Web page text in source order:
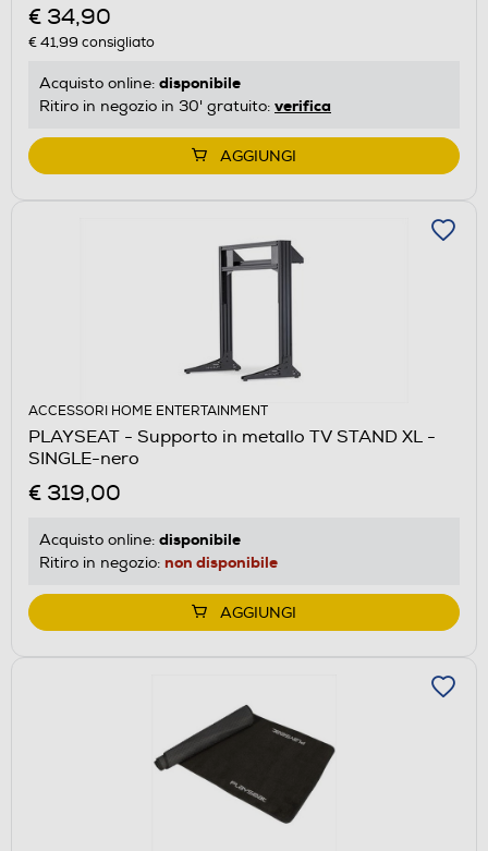
€ 34,90
€ 41,99 consigliato
Acquisto online: disponibile
Ritiro in negozio in 30' gratuito: verifica
AGGIUNGI
ACCESSORI HOME ENTERTAINMENT
PLAYSEAT - Supporto in metallo TV STAND XL -
SINGLE-nero
€ 319,00
Acquisto online: disponibile
Ritiro in negozio: non disponibile
AGGIUNGI